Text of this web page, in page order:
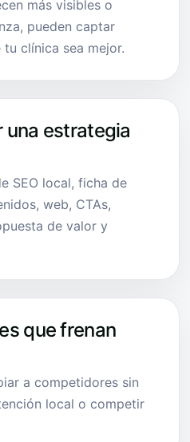
más visibles o
pueden captar
clínica sea mejor.
una estrategia
SEO local, ficha de
web, CTAs,
de valor y
que frenan
a competidores sin
local o competir